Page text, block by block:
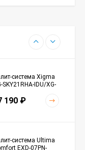
система Xigma
SKY21RHA-IDU/XG-
190 ₽
система Ultima
EXD-07PN-